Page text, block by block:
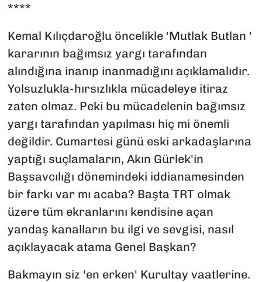
****
Kemal Kılıçdaroğlu öncelikle 'Mutlak Butlan '
kararının bağımsız yargı tarafından
alındığına inanıp inanmadığını açıklamalıdır.
Yolsuzlukla-hırsızlıkla mücadeleye itiraz
zaten olmaz. Peki bu mücadelenin bağımsız
yargı tarafından yapılması hiç mi önemli
değildir. Cumartesi günü eski arkadaşlarına
yaptığı suçlamaların, Akın Gürlek'in
Başsavcılığı dönemindeki iddianamesinden
bir farkı var mı acaba? Başta TRT olmak
üzere tüm ekranlarını kendisine açan
yandaş kanalların bu ilgi ve sevgisi, nasıl
açıklayacak atama Genel Başkan?
Bakmayın siz 'en erken' Kurultay vaatlerine.